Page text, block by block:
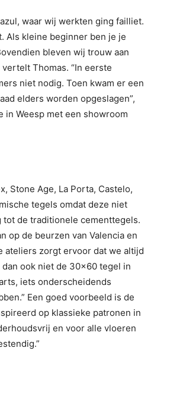
waar wij werkten ging failliet.
Als kleine beginner ben je je
bleven wij trouw aan
Thomas. “In eerste
niet nodig. Toen kwam er een
elders worden opgeslagen”,
in Weesp met een showroom
Stone Age, La Porta, Castelo,
tegels omdat deze niet
de traditionele cementtegels.
op de beurzen van Valencia en
ateliers zorgt ervoor dat we altijd
ook niet de 30×60 tegel in
iets onderscheidends
Een goed voorbeeld is de
op klassieke patronen in
en voor alle vloeren